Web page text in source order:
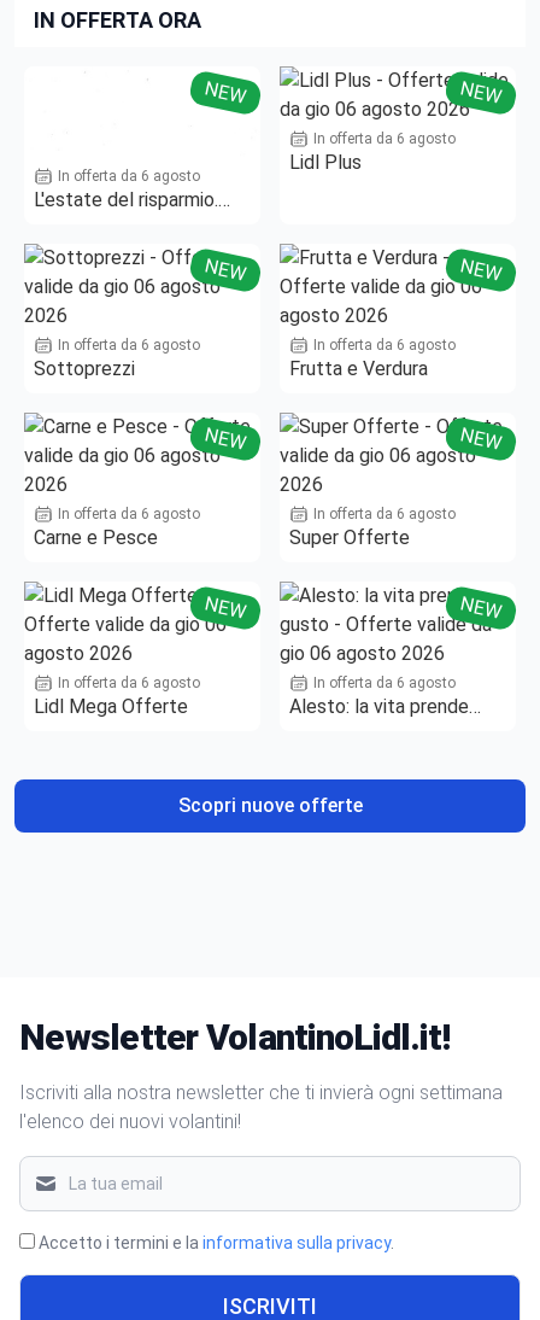
IN OFFERTA ORA
NEW
In offerta da 6 agosto
L'estate del risparmio.
NEW
In offerta da 6 agosto
Lidl Plus
NEW
In offerta da 6 agosto
Sottoprezzi
NEW
In offerta da 6 agosto
Frutta e Verdura
NEW
In offerta da 6 agosto
Carne e Pesce
NEW
In offerta da 6 agosto
Super Offerte
NEW
In offerta da 6 agosto
Lidl Mega Offerte
NEW
In offerta da 6 agosto
Alesto: la vita prende
Scopri nuove offerte
Newsletter VolantinoLidl.it!
Iscriviti alla nostra newsletter che ti invierà ogni settimana
l'elenco dei nuovi volantini!
Accetto i termini e la informativa sulla privacy.
ISCRIVITI